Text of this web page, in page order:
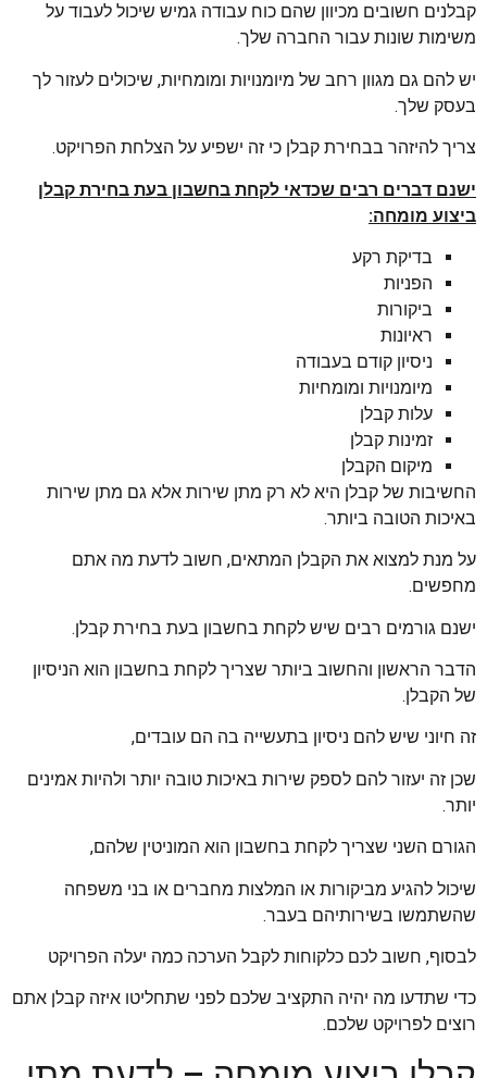
קבלנים חשובים מכיוון שהם כוח עבודה גמיש שיכול לעבוד על
משימות שונות עבור החברה שלך.
יש להם גם מגוון רחב של מיומנויות ומומחיות, שיכולים לעזור לך
בעסק שלך.
צריך להיזהר בבחירת קבלן כי זה ישפיע על הצלחת הפרויקט.
ישנם דברים רבים שכדאי לקחת בחשבון בעת בחירת קבלן
ביצוע מומחה:
בדיקת רקע
הפניות
ביקורות
ראיונות
ניסיון קודם בעבודה
מיומנויות ומומחיות
עלות קבלן
זמינות קבלן
מיקום הקבלן
החשיבות של קבלן היא לא רק מתן שירות אלא גם מתן שירות
באיכות הטובה ביותר.
על מנת למצוא את הקבלן המתאים, חשוב לדעת מה אתם
מחפשים.
ישנם גורמים רבים שיש לקחת בחשבון בעת בחירת קבלן.
הדבר הראשון והחשוב ביותר שצריך לקחת בחשבון הוא הניסיון
של הקבלן.
זה חיוני שיש להם ניסיון בתעשייה בה הם עובדים,
שכן זה יעזור להם לספק שירות באיכות טובה יותר ולהיות אמינים
יותר.
הגורם השני שצריך לקחת בחשבון הוא המוניטין שלהם,
שיכול להגיע מביקורות או המלצות מחברים או בני משפחה
שהשתמשו בשירותיהם בעבר.
לבסוף, חשוב לכם כלקוחות לקבל הערכה כמה יעלה הפרויקט
כדי שתדעו מה יהיה התקציב שלכם לפני שתחליטו איזה קבלן אתם
רוצים לפרויקט שלכם.